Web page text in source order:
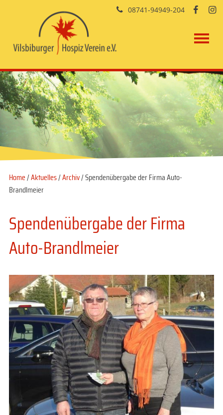
Home/Aktuelles/Archiv/ Spendenübergabe der Firma Auto-
Brandlmeier
Spendenübergabe der Firma
Auto-Brandlmeier
08741-94949-204  